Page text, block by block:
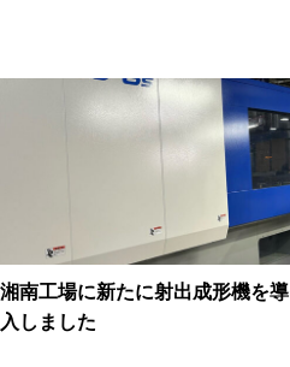
湘南工場に新たに射出成形機を導
入しました